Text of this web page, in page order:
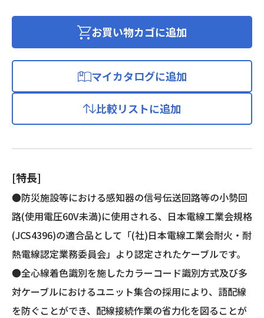
電
お買い物カゴに追加
マイカタログに追加
比較リストに追加
[特長]
●防災施設等における感知器の信号伝送回路等の小勢回
路(使用電圧60V未満)に使用される、日本電線工業会規格
(JCS4396)の適合品として「(社)日本電線工業会耐火・耐
熱電線認定業務委員会」より認定されたケーブルです。
●全心線着色識別を施したカラーコード識別方式及び多
対ケーブルにおけるユニット集合の採用により、語配線
を防ぐことができ、配線接続作業の省力化を図ることが